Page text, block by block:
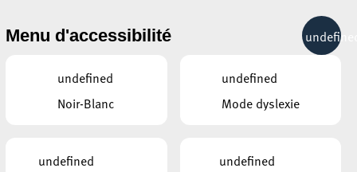
RÉCRÉATION MOBILITÉ
13°C
Menu d'accessibilité
undefined
Noir-Blanc
undefined
Mode dyslexie
undefined
undefined